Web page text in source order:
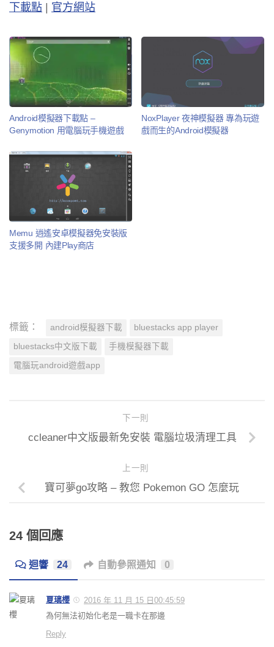
下載點 | 官方網站
Android模擬器下載點 –
Genymotion 用電腦玩手機遊戲
NoxPlayer 夜神模擬器 專為玩遊
戲而生的Android模擬器
Memu 逍遙安卓模擬器免安裝版
支援多開 內建Play商店
標籤： android模擬器下載 bluestacks app player
bluestacks中文版下載 手機模擬器下載
電腦玩android遊戲app
下一則
ccleaner中文版最新免安裝 電腦垃圾清理工具
上一則
寶可夢go攻略 – 教您 Pokemon GO 怎麼玩
24 個回應
迴響 24 自動參照通知 0
夏璃櫻
2016 年 11 月 15 日00:45:59
為何無法初始化老是一職卡在那邊
Reply